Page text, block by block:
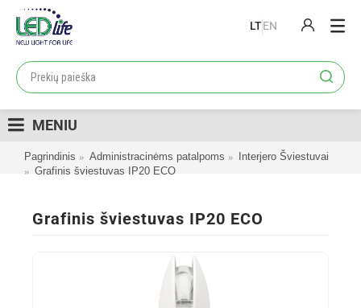
LTEN
PRODUKTAI
LOJALUMO PROGRAMA
KATALOGAI
MENIU
Pagrindinis Administracinėms patalpoms
Interjero Šviestuvai
Grafinis šviestuvas IP20 ECO
Grafinis šviestuvas IP20 ECO